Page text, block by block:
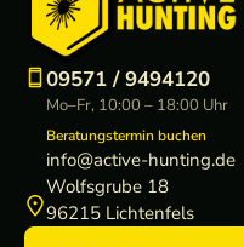
09571 / 9494120
Mo–Fr, 10:00 – 18:00 Uhr
Beratungstermin buchen
info@active-hunting.de
Wolfsgrube 18
96215 Lichtenfels